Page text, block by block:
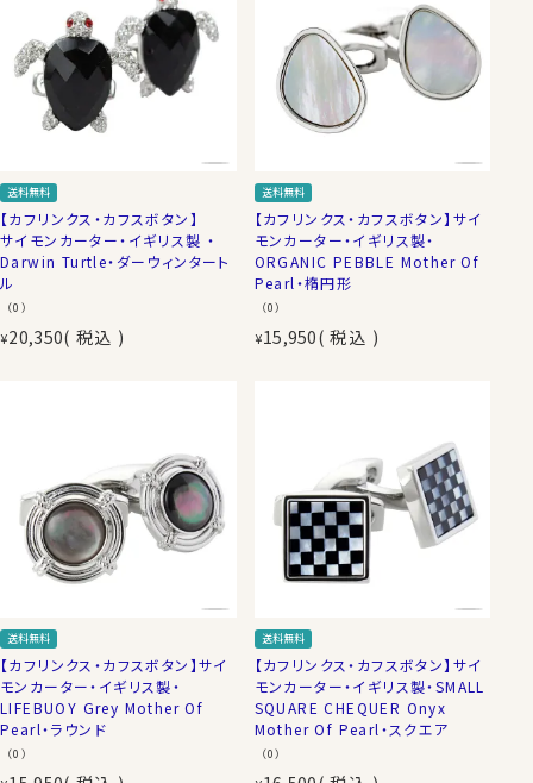
送料無料
【カフリンクス・カフスボタン】
サイモンカーター・イギリス製 ・
Darwin Turtle・ダーウィンタート
ル
（0）
¥20,350 税込
送料無料
【カフリンクス・カフスボタン】サイ
モンカーター・イギリス製・
ORGANIC PEBBLE Mother Of
Pearl・楕円形
（0）
¥15,950 税込
送料無料
【カフリンクス・カフスボタン】サイ
モンカーター・イギリス製・
LIFEBUOY Grey Mother Of
Pearl・ラウンド
（0）
送料無料
【カフリンクス・カフスボタン】サイ
モンカーター・イギリス製・SMALL
SQUARE CHEQUER Onyx
Mother Of Pearl・スクエア
（0）